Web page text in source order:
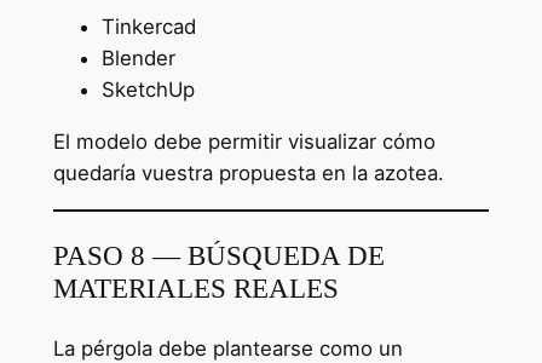
Tinkercad
Blender
SketchUp
El modelo debe permitir visualizar cómo
quedaría vuestra propuesta en la azotea.
PASO 8 — BÚSQUEDA DE
MATERIALES REALES
La pérgola debe plantearse como un